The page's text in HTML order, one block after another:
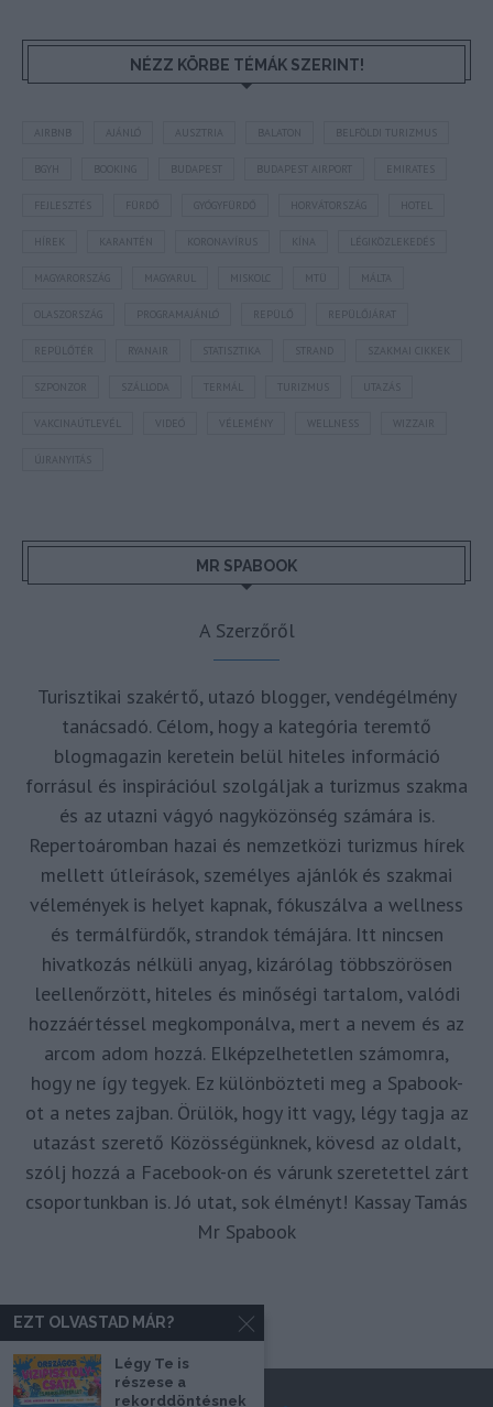
NÉZZ KÖRBE TÉMÁK SZERINT!
AUSZTRIA BALATON BELFÖLDI TURIZMUS
BUDAPEST BUDAPEST AIRPORT EMIRATES
FEJLESZTÉS HORVÁTORSZÁG HOTEL
KARANTÉN LÉGIKÖZLEKEDÉS
MAGYARORSZÁG MTÜ MÁLTA
OLASZORSZÁG REPÜLŐJÁRAT
REPÜLŐTÉR STATISZTIKA STRAND SZAKMAI CIKKEK
SZPONZOR SZÁLLODA TERMÁL TURIZMUS UTAZÁS
VAKCINAÚTLEVÉL WIZZAIR
ÚJRANYITÁS
MR SPABOOK
A Szerzőről
Turisztikai szakértő, utazó blogger, vendégélmény
tanácsadó. Célom, hogy a kategória teremtő
blogmagazin keretein belül hiteles információ
forrásul és inspirációul szolgáljak a turizmus szakma
és az utazni vágyó nagyközönség számára is.
Repertoáromban hazai és nemzetközi turizmus hírek
mellett útleírások, személyes ajánlók és szakmai
vélemények is helyet kapnak, fókuszálva a wellness
és termálfürdők, strandok témájára. Itt nincsen
hivatkozás nélküli anyag, kizárólag többszörösen
leellenőrzött, hiteles és minőségi tartalom, valódi
hozzáértéssel megkomponálva, mert a nevem és az
arcom adom hozzá. Elképzelhetetlen számomra,
hogy ne így tegyek. Ez különbözteti meg a Spabook-
ot a netes zajban. Örülök, hogy itt vagy, légy tagja az
utazást szerető Közösségünknek, kövesd az oldalt,
szólj hozzá a Facebook-on és várunk szeretettel zárt
csoportunkban is. Jó utat, sok élményt! Kassay Tamás
Mr Spabook
EZT OLVASTAD MÁR?
Légy Te is
részese a
rekorddöntésnek